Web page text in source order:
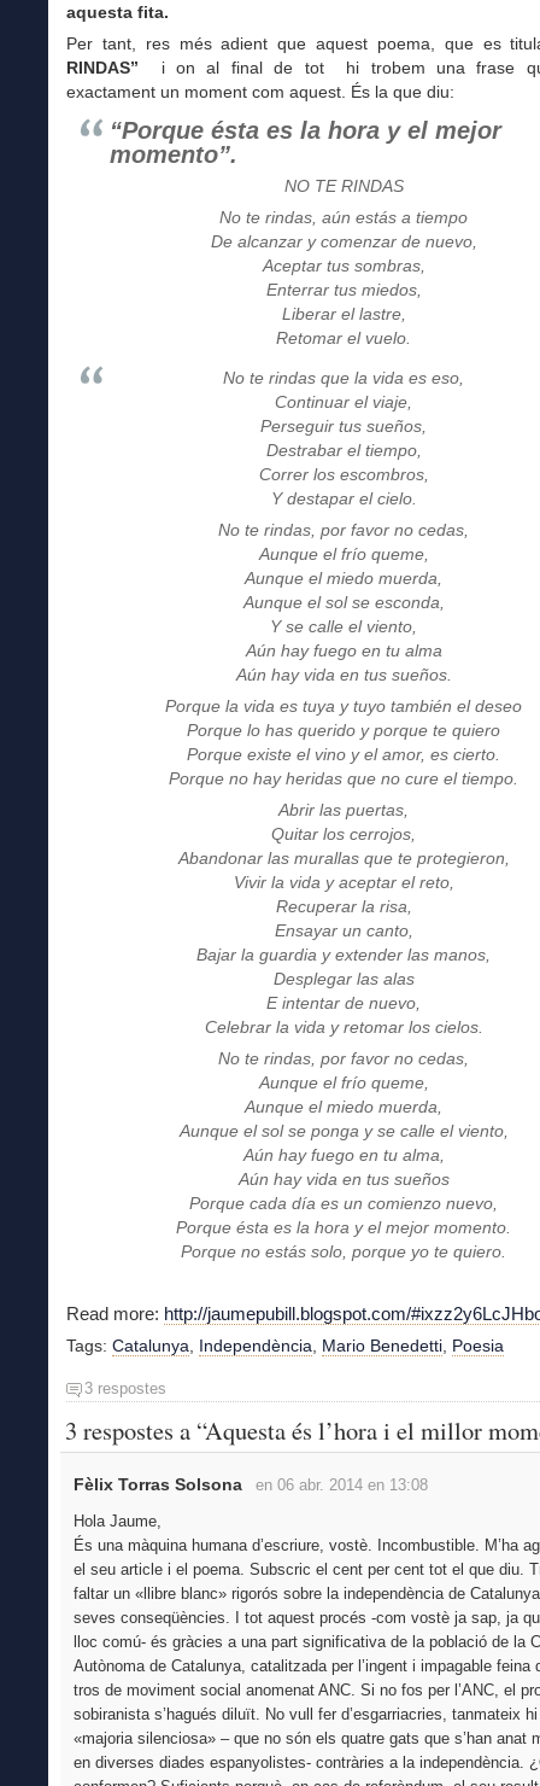
aquesta fita.
Per tant, res més adient que aquest poema, que es
RINDAS” i on al final de tot hi trobem una frase
exactament un moment com aquest. És la que diu:
“Porque ésta es la hora y el mejor
momento”.
NO TE RINDAS
No te rindas, aún estás a tiempo
De alcanzar y comenzar de nuevo,
Aceptar tus sombras,
Enterrar tus miedos,
Liberar el lastre,
Retomar el vuelo.
No te rindas que la vida es eso,
Continuar el viaje,
Perseguir tus sueños,
Destrabar el tiempo,
Correr los escombros,
Y destapar el cielo.
No te rindas, por favor no cedas,
Aunque el frío queme,
Aunque el miedo muerda,
Aunque el sol se esconda,
Y se calle el viento,
Aún hay fuego en tu alma
Aún hay vida en tus sueños.
Porque la vida es tuya y tuyo también el deseo
Porque lo has querido y porque te quiero
Porque existe el vino y el amor, es cierto.
Porque no hay heridas que no cure el tiempo.
Abrir las puertas,
Quitar los cerrojos,
Abandonar las murallas que te protegieron,
Vivir la vida y aceptar el reto,
Recuperar la risa,
Ensayar un canto,
Bajar la guardia y extender las manos,
Desplegar las alas
E intentar de nuevo,
Celebrar la vida y retomar los cielos.
No te rindas, por favor no cedas,
Aunque el frío queme,
Aunque el miedo muerda,
Aunque el sol se ponga y se calle el viento,
Aún hay fuego en tu alma,
Aún hay vida en tus sueños
Porque cada día es un comienzo nuevo,
Porque ésta es la hora y el mejor momento.
Porque no estás solo, porque yo te quiero.
Read more: http://jaumepubill.blogspot.com/
Tags: Catalunya Independència Mario Benedetti Poesia
3 respostes
3 respostes a “Aquesta és l’hora i el millor
Fèlix Torras Solsona
en 06 abr. 2014 en 13:08
Hola Jaume,
És una màquina humana d’escriure, vostè. Incombustible. M’ha
el seu article i el poema. Subscric el cent per cent tot el que diu.
faltar un «llibre blanc» rigorós sobre la independència de
seves conseqüències. I tot aquest procés -com vostè ja sap, ja
lloc comú- és gràcies a una part significativa de la població de la
Autònoma de Catalunya, catalitzada per l’ingent i impagable feina
tros de moviment social anomenat ANC. Si no fos per l’ANC, el
sobiranista s’hagués diluït. No vull fer d’esgarriacries, tanmateix
«majoria silenciosa» – que no són els quatre gats que s’han anat
en diverses diades espanyolistes- contràries a la independència.